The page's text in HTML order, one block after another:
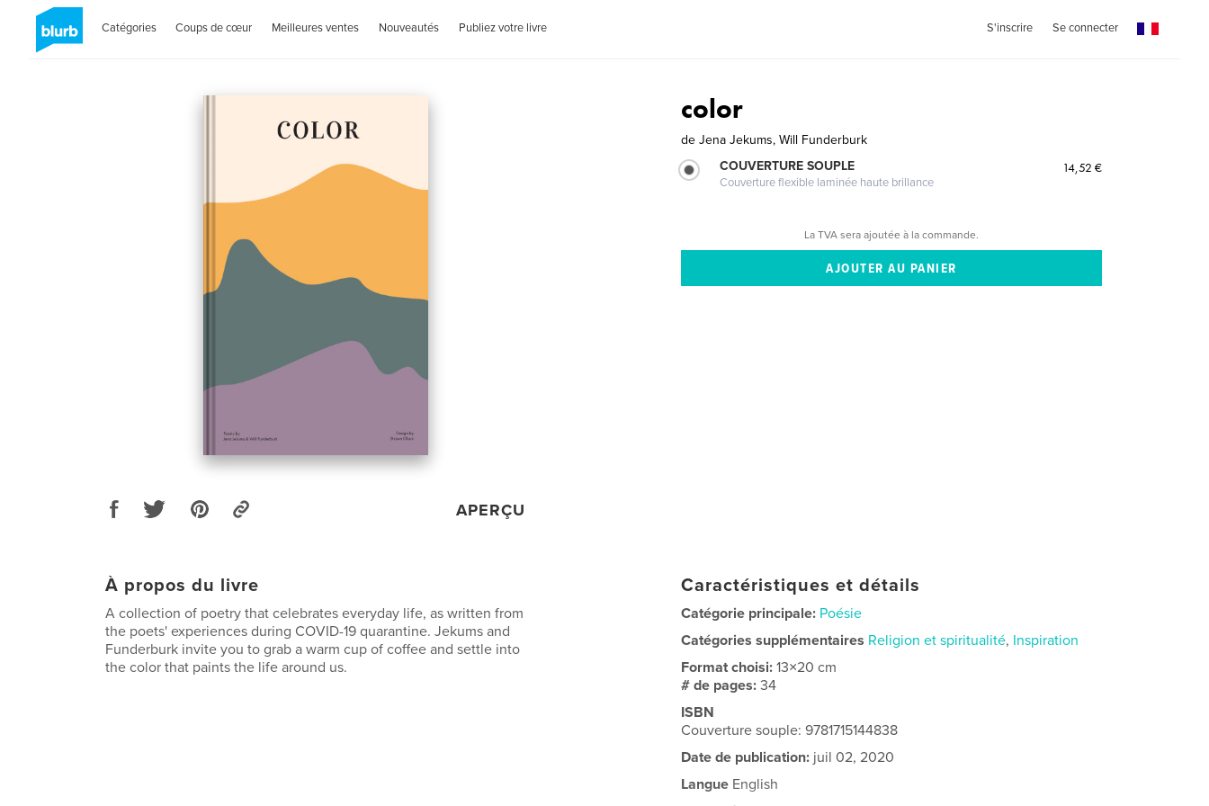
Catégories Coups de cœur Meilleures ventes Nouveautés Publiez votre livre S'inscrire Se connecter
APERÇU
color
de Jena Jekums, Will Funderburk
COUVERTURE SOUPLE
Couverture flexible laminée haute brillance
14,52 €
La TVA sera ajoutée à la commande.
À propos du livre
A collection of poetry that celebrates everyday life, as written from
the poets' experiences during COVID-19 quarantine. Jekums and
Funderburk invite you to grab a warm cup of coffee and settle into
the color that paints the life around us.
Caractéristiques et détails
Catégorie principale: Poésie
Catégories supplémentaires Religion et spiritualité, Inspiration
Format choisi:13×20 cm
# de pages:34
ISBN
Couverture souple: 9781715144838
Date de publication: juil 02, 2020
Langue English